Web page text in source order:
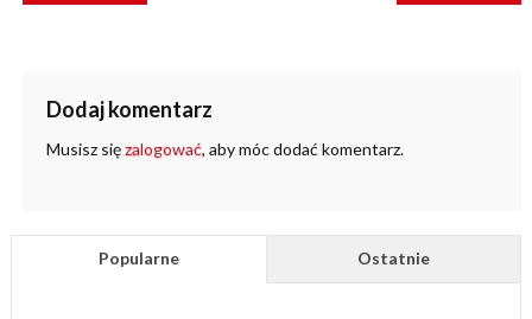
Dodaj komentarz
Musisz sięzalogować, aby móc dodać komentarz.
Popularne Ostatnie